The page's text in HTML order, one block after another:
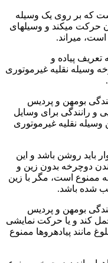
که بر روی یک وسیله
حرکت می‏کند و وسیله‏ای
می‏راند.
تعریف پیاده و
وسیله نقلیه غیرموتوری
بومهن و پردیس
و رانندگی برای وسایل
نقلیه غیرموتوری
باید روشن باشد و این
دوچرخه بدون زین و
ممنوع است، مگر با زین
شده باشد.
بومهن و پردیس
حمل کند و یا حرکت نمایشی
مانند پیاده‏روها ممنوع